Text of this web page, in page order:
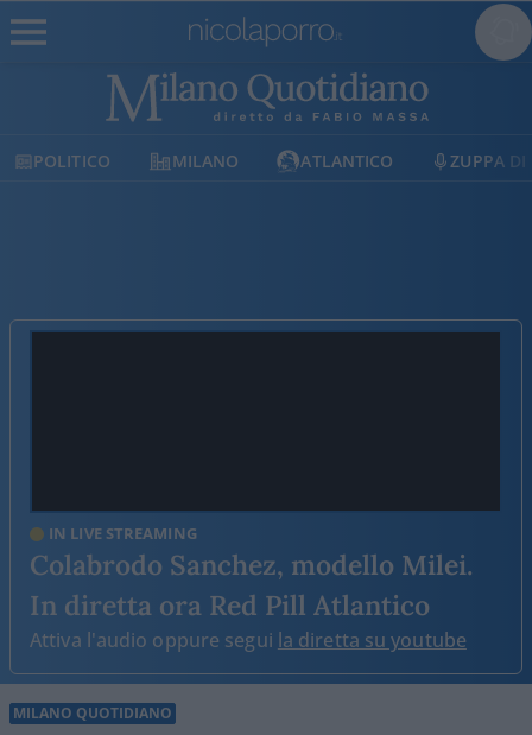
MILANO ATLANTICO ZUPPA DI PORRO
IN LIVE STREAMING
Colabrodo Sanchez, modello Milei.
In diretta ora Red Pill Atlantico
Attiva l'audio oppure segui la diretta su youtube
MILANO QUOTIDIANO